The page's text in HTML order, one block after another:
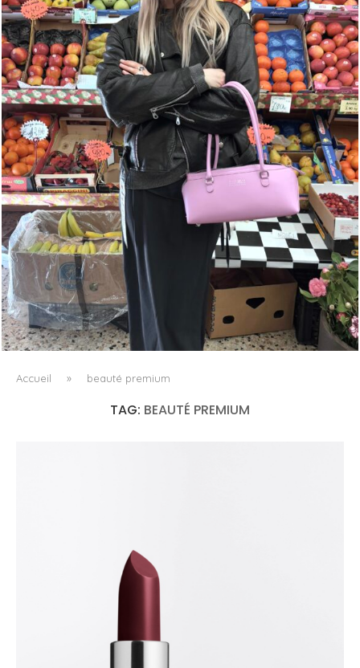
LE BAULETTO DE MM6 MAISON MARGIELA, OU LA
GÉOMÉTRIE COMME SEUL ORNEMENT
Accueil » beauté premium
TAG: BEAUTÉ PREMIUM